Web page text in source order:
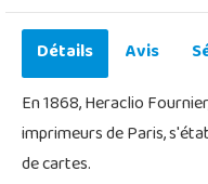
Détails Avis
En 1868, Heraclio
imprimeurs de Paris,
de cartes.